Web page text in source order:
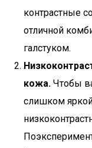
контрастные
отличной
галстуком.
кожа. Чтобы
слишком